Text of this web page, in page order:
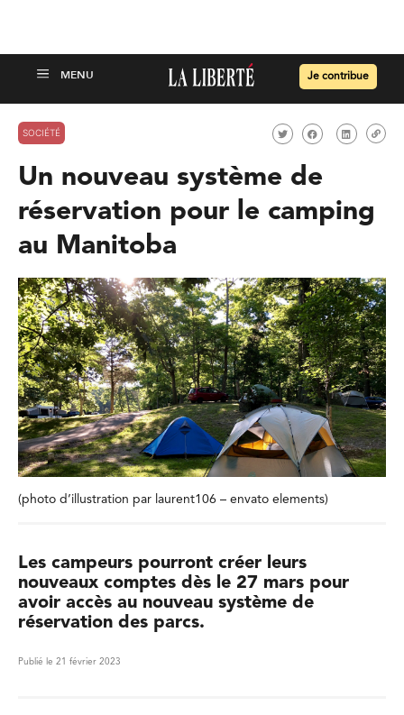
Je contribue
SOCIÉTÉ
Un nouveau système de
réservation pour le camping
au Manitoba
(photo d’illustration par laurent106 – envato elements)
Les campeurs pourront créer leurs
nouveaux comptes dès le 27 mars pour
avoir accès au nouveau système de
réservation des parcs.
Publié le 21 février 2023